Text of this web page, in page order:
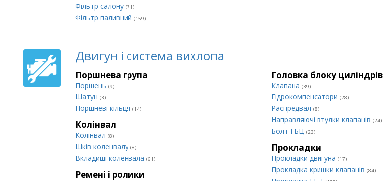
Фільтр салону (71)
Фільтр паливний (159)
Двигун і система вихлопа
Поршнева група
Поршень (9)
Шатун (3)
Поршневі кільця (14)
Головка блоку циліндрів
Клапана (39)
Гідрокомпенсатори (28)
Распредвал (8)
Направляючі втулки клапанів (24)
Болт ГБЦ (23)
Колінвал
Колінвал (8)
Шків коленвалу (8)
Вкладиші коленвала (61)
Прокладки
Прокладки двигуна (17)
Прокладка кришки клапанів (84)
Ремені і ролики